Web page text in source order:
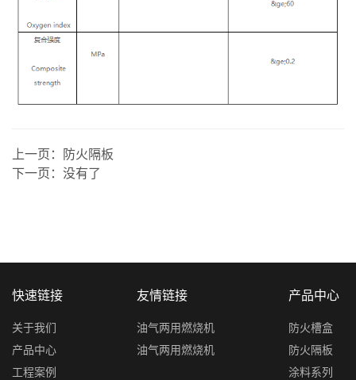
上一页：
防火隔板
下一页： 没有了
快速链接
关于我们
产品中心
工程案例
友情链接
油气两用燃烧机
油气两用燃烧机
产品中心
防火槽盒
防火隔板
涂料系列